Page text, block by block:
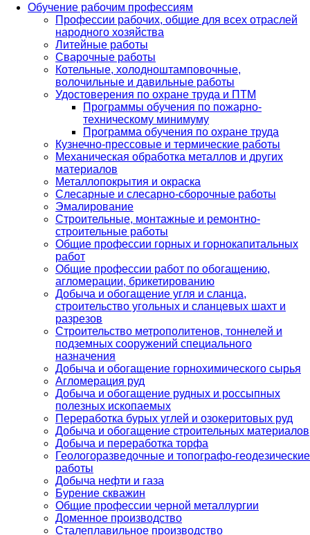
Обучение рабочим профессиям
Профессии рабочих, общие для всех отраслей
народного хозяйства
Литейные работы
Сварочные работы
Котельные, холодноштамповочные,
волочильные и давильные работы
Удостоверения по охране труда и ПТМ
Программы обучения по пожарно-
техническому минимуму
Программа обучения по охране труда
Кузнечно-прессовые и термические работы
Механическая обработка металлов и других
материалов
Металлопокрытия и окраска
Слесарные и слесарно-сборочные работы
Эмалирование
Строительные, монтажные и ремонтно-
строительные работы
Общие профессии горных и горнокапитальных
работ
Общие профессии работ по обогащению,
агломерации, брикетированию
Добыча и обогащение угля и сланца,
строительство угольных и сланцевых шахт и
разрезов
Строительство метрополитенов, тоннелей и
подземных сооружений специального
назначения
Добыча и обогащение горнохимического сырья
Агломерация руд
Добыча и обогащение рудных и россыпных
полезных ископаемых
Переработка бурых углей и озокеритовых руд
Добыча и обогащение строительных материалов
Добыча и переработка торфа
Геологоразведочные и топографо-геодезические
работы
Добыча нефти и газа
Бурение скважин
Общие профессии черной металлургии
Доменное производство
Сталеплавильное производство